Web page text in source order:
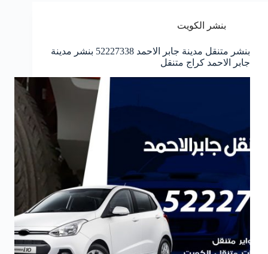
بنشر الكويت
بنشر متنقل مدينة جابر الاحمد 52227338 بنشر مدينة
جابر الاحمد كراج متنقل